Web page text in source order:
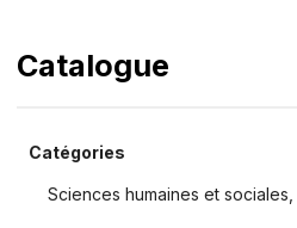
Catalogue
Catégories
Sciences humaines et